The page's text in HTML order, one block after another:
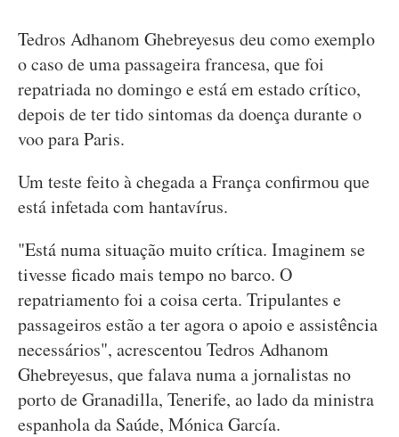
Tedros Adhanom Ghebreyesus deu como exemplo
o caso de uma passageira francesa, que foi
repatriada no domingo e está em estado crítico,
depois de ter tido sintomas da doença durante o
voo para Paris.
Um teste feito à chegada a França confirmou que
está infetada com hantavírus.
"Está numa situação muito crítica. Imaginem se
tivesse ficado mais tempo no barco. O
repatriamento foi a coisa certa. Tripulantes e
passageiros estão a ter agora o apoio e assistência
necessários", acrescentou Tedros Adhanom
Ghebreyesus, que falava numa a jornalistas no
porto de Granadilla, Tenerife, ao lado da ministra
espanhola da Saúde, Mónica García.